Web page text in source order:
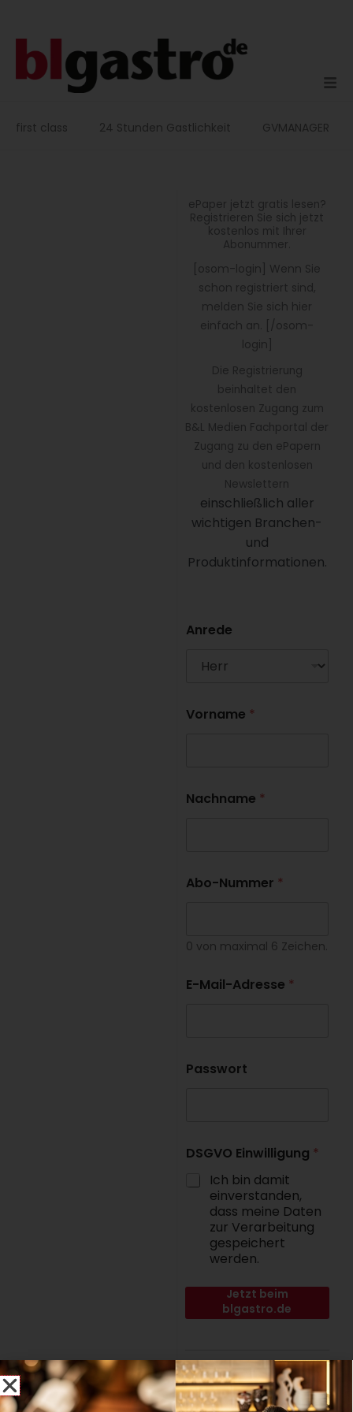
first class 24 Stunden Gastlichkeit GVMANAGER
ePaper jetzt gratis lesen?
Registrieren Sie sich jetzt
kostenlos mit Ihrer
Abonummer.
[osom-login] Wenn Sie
schon registriert sind,
melden Sie sich hier
einfach an. [/osom-
login]
Die Registrierung
beinhaltet den
kostenlosen Zugang zum
B&L Medien Fachportal der
Zugang zu den ePapern
und den kostenlosen
Newslettern
einschließlich aller
wichtigen Branchen-
und
Produktinformationen.
Anrede
Vorname *
Nachname *
Abo-Nummer *
0 von maximal 6 Zeichen.
E-Mail-Adresse *
Passwort
DSGVO Einwilligung *
Ich bin damit
einverstanden,
dass meine Daten
zur Verarbeitung
gespeichert
werden.
Jetzt beim
blgastro.de
Fachportal der B&L
Noch kein Abonnent?
Jetzt Abo